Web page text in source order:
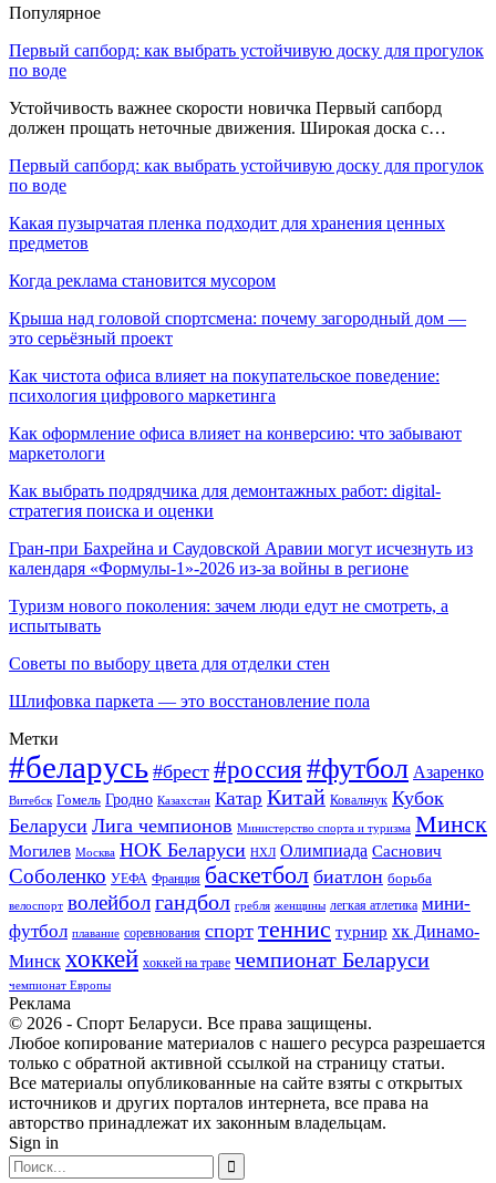
Популярное
Первый сапборд: как выбрать устойчивую доску для прогулок
по воде
Устойчивость важнее скорости новичка Первый сапборд
должен прощать неточные движения. Широкая доска с…
Первый сапборд: как выбрать устойчивую доску для прогулок
по воде
Какая пузырчатая пленка подходит для хранения ценных
предметов
Когда реклама становится мусором
Крыша над головой спортсмена: почему загородный дом —
это серьёзный проект
Как чистота офиса влияет на покупательское поведение:
психология цифрового маркетинга
Как оформление офиса влияет на конверсию: что забывают
маркетологи
Как выбрать подрядчика для демонтажных работ: digital-
стратегия поиска и оценки
Гран-при Бахрейна и Саудовской Аравии могут исчезнуть из
календаря «Формулы-1»-2026 из-за войны в регионе
Туризм нового поколения: зачем люди едут не смотреть, а
испытывать
Советы по выбору цвета для отделки стен
Шлифовка паркета — это восстановление пола
Метки
#беларусь #брест #россия#футбол Азаренко
Витебск Гомель Гродно Казахстан Катар Китай Ковальчук Кубок
Беларуси Лига чемпионов Министерство спорта и туризма Минск
Могилев Москва НОК Беларуси НХЛ Олимпиада Саснович
Соболенко УЕФА Франция баскетбол биатлон борьба
велоспорт волейболгандбол гребля женщины легкая атлетика мини-
футбол плавание соревнования спорт теннис турнир хк Динамо-
Минск хоккей хоккей на траве чемпионат Беларуси
чемпионат Европы
Реклама
© 2026 - Спорт Беларуси. Все права защищены.
Любое копирование материалов с нашего ресурса разрешается
только с обратной активной ссылкой на страницу статьи.
Все материалы опубликованные на сайте взяты с открытых
источников и других порталов интернета, все права на
авторство принадлежат их законным владельцам.
Sign in